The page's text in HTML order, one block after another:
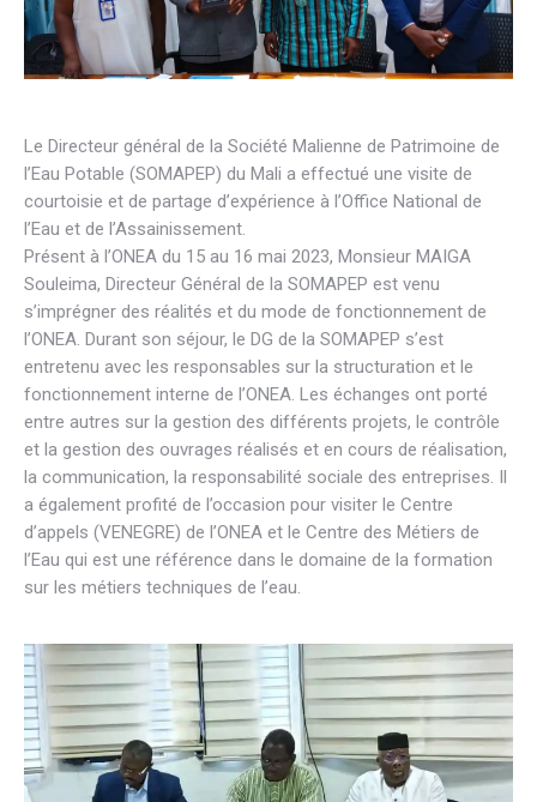
Le Directeur général de la Société Malienne de Patrimoine de
l’Eau Potable (SOMAPEP) du Mali a effectué une visite de
courtoisie et de partage d’expérience à l’Office National de
l’Eau et de l’Assainissement.
Présent à l’ONEA du 15 au 16 mai 2023, Monsieur MAIGA
Souleima, Directeur Général de la SOMAPEP est venu
s’imprégner des réalités et du mode de fonctionnement de
l’ONEA. Durant son séjour, le DG de la SOMAPEP s’est
entretenu avec les responsables sur la structuration et le
fonctionnement interne de l’ONEA. Les échanges ont porté
entre autres sur la gestion des différents projets, le contrôle
et la gestion des ouvrages réalisés et en cours de réalisation,
la communication, la responsabilité sociale des entreprises. Il
a également profité de l’occasion pour visiter le Centre
d’appels (VENEGRE) de l’ONEA et le Centre des Métiers de
l’Eau qui est une référence dans le domaine de la formation
sur les métiers techniques de l’eau.